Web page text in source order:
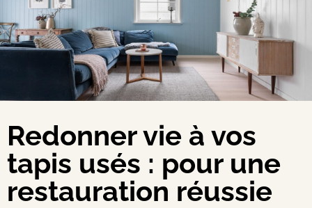
Redonner vie à vos
tapis usés : pour une
restauration réussie